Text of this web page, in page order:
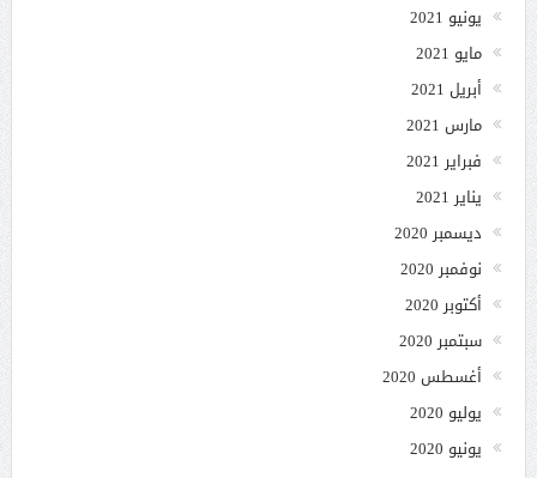
يونيو 2021
مايو 2021
أبريل 2021
مارس 2021
فبراير 2021
يناير 2021
ديسمبر 2020
نوفمبر 2020
أكتوبر 2020
سبتمبر 2020
أغسطس 2020
يوليو 2020
يونيو 2020